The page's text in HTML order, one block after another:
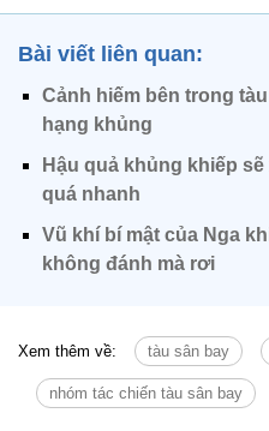
Bài viết liên quan:
Cảnh hiếm bên trong
hạng khủng
Hậu quả khủng khiếp
quá nhanh
Vũ khí bí mật của Nga
không đánh mà rơi
Xem thêm về: tàu sân bay
nhóm tác chiến tàu sân bay